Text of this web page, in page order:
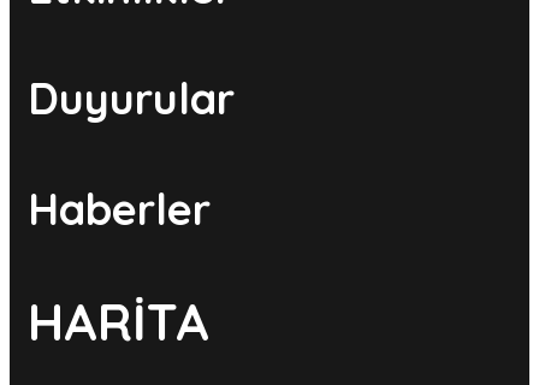
Duyurular
Haberler
HARİTA